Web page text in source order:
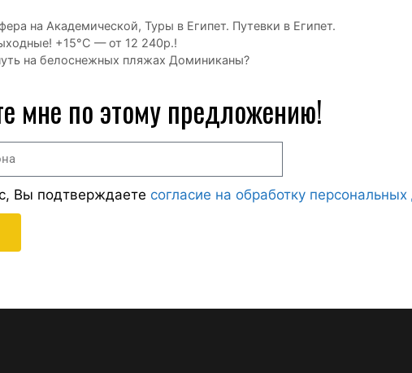
на Академической, Туры в Египет. Путевки в Египет.
+15°С — от 12 240р.!
на белоснежных пляжах Доминиканы?
мне по этому предложению!
Вы подтверждаете согласие на обработку